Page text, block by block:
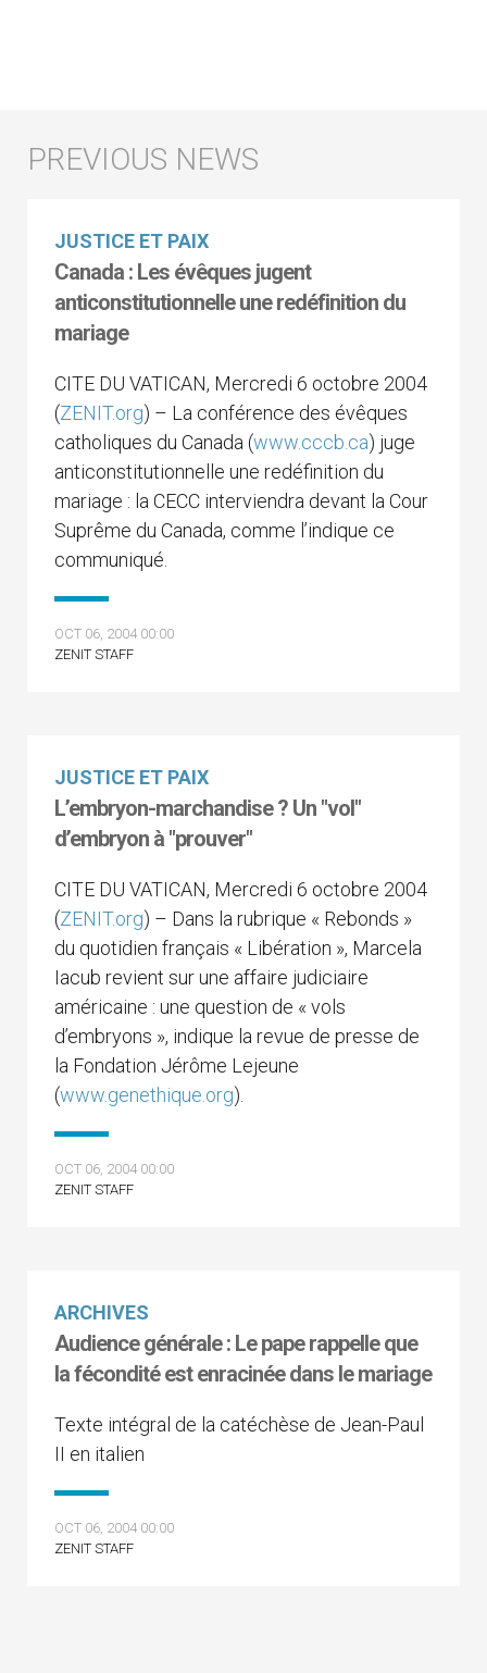
JUSTICE ET PAIX
Canada : Les évêques jugent
anticonstitutionnelle une redéfinition du
mariage
CITE DU VATICAN, Mercredi 6 octobre 2004
(ZENIT.org) – La conférence des évêques
catholiques du Canada (www.cccb.ca) juge
anticonstitutionnelle une redéfinition du
mariage : la CECC interviendra devant la Cour
Suprême du Canada, comme l’indique ce
communiqué.
OCT 06, 2004 00:00
ZENIT STAFF
JUSTICE ET PAIX
L’embryon-marchandise ? Un "vol"
d’embryon à "prouver"
CITE DU VATICAN, Mercredi 6 octobre 2004
(ZENIT.org) – Dans la rubrique « Rebonds »
du quotidien français « Libération », Marcela
Iacub revient sur une affaire judiciaire
américaine : une question de « vols
d’embryons », indique la revue de presse de
la Fondation Jérôme Lejeune
(www.genethique.org).
OCT 06, 2004 00:00
ZENIT STAFF
ARCHIVES
Audience générale : Le pape rappelle que
la fécondité est enracinée dans le mariage
Texte intégral de la catéchèse de Jean-Paul
II en italien
OCT 06, 2004 00:00
ZENIT STAFF